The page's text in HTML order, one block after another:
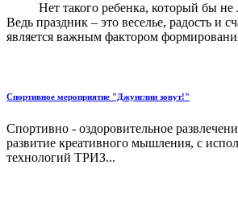
Нет такого ребенка, который бы не
Ведь праздник – это веселье, радость и
является важным фактором
Спортивное мероприятие "Джунглии зовут!"
Спортивно - оздоровительное
развитие креативного мышления, с
технологий ТРИЗ...